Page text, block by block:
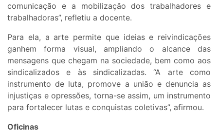
comunicação e a mobilização dos trabalhadores e
trabalhadoras”, refletiu a docente.
Para ela, a arte permite que ideias e reivindicações
ganhem forma visual, ampliando o alcance das
mensagens que chegam na sociedade, bem como aos
sindicalizados e às sindicalizadas. “A arte como
instrumento de luta, promove a união e denuncia as
injustiças e opressões, torna-se assim, um instrumento
para fortalecer lutas e conquistas coletivas”, afirmou.
Oficinas